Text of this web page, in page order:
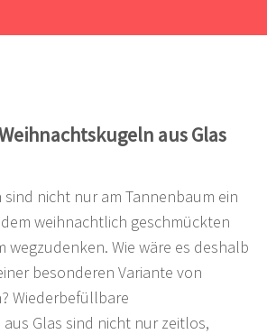
aus Glas
nicht nur am Tannenbaum ein
weihnachtlich geschmückten
wegzudenken. Wie wäre es deshalb
besonderen Variante von
Wiederbefüllbare
Glas sind nicht nur zeitlos,